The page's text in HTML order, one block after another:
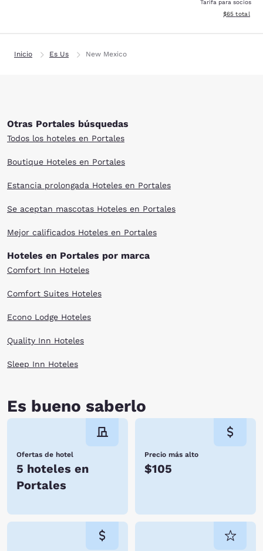
Tarifa para socios
Ver detalles
$65 total
Inicio Es Us New Mexico
Otras Portales búsquedas
Todos los hoteles en Portales
Boutique Hoteles en Portales
Estancia prolongada Hoteles en Portales
Se aceptan mascotas Hoteles en Portales
Mejor calificados Hoteles en Portales
Hoteles en Portales por marca
Comfort Inn Hoteles
Comfort Suites Hoteles
Econo Lodge Hoteles
Quality Inn Hoteles
Sleep Inn Hoteles
Es bueno saberlo
Ofertas de hotel
5 hoteles en
Portales
Precio más alto
$105